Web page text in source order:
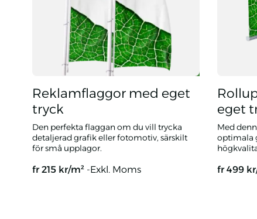
Reklamflaggor med eget
tryck
Den perfekta flaggan om du vill trycka
detaljerad grafik eller fotomotiv, särskilt
för små upplagor.
fr215 kr/m² -Exkl. Moms
eget
Med
optimala
fr499